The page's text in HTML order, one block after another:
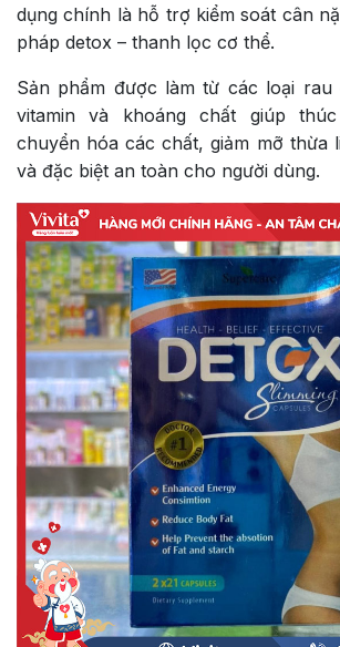
dụng chính là hỗ trợ kiểm soát cân
pháp detox – thanh lọc cơ thể.
Sản phẩm được làm từ các loại rau
vitamin và khoáng chất giúp
chuyển hóa các chất, giảm mỡ thừa
và đặc biệt an toàn cho người dùng.